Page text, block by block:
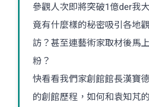
參觀人次即將突破1億der我
竟有什麼樣的秘密吸引各地
訪？甚至連藝術家取材後馬
粉？
快看看我們家創館館長漢寶
的創館歷程，如何和袁知芃